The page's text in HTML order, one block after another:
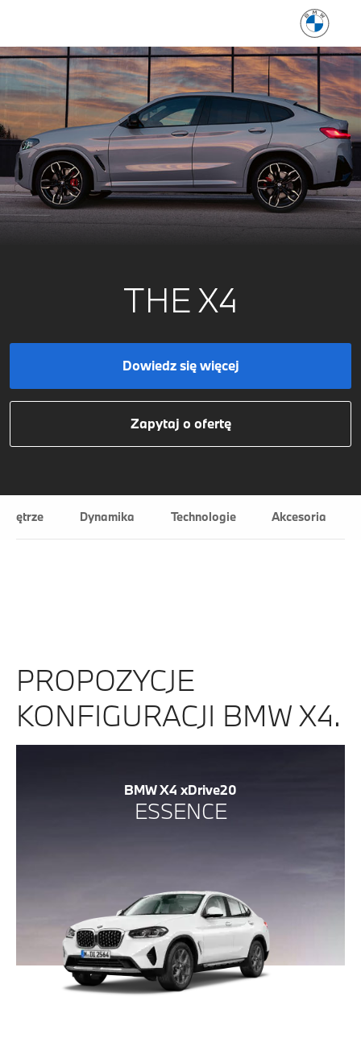
THE X4
Dowiedz się więcej
Zapytaj o ofertę
Dynamika Technologie Akcesoria
PROPOZYCJE
KONFIGURACJI BMW X4.
BMW X4 xDrive20
ESSENCE